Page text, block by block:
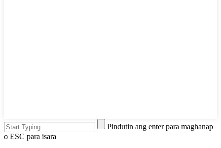
Pindutin ang enter para maghanap
o ESC para isara